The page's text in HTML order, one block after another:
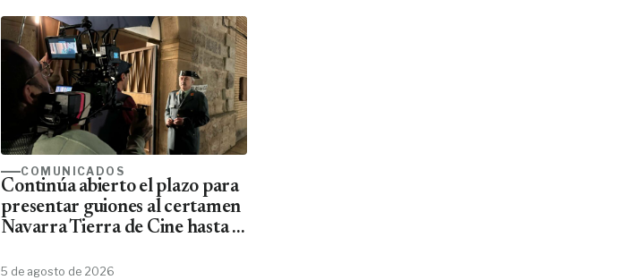
COMUNICADOS
Continúa abierto el plazo para
presentar guiones al certamen
Navarra Tierra de Cine hasta el
5 de agosto de 2026